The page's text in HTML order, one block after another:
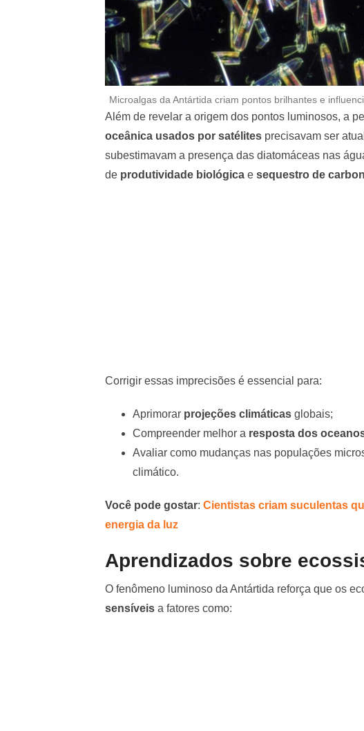
Microalgas da Antártida criam pontos brilhantes e
Além de revelar a origem dos pontos luminosos, a
oceânica usados por satélites precisavam ser
subestimavam a presença das diatomáceas nas
de produtividade biológica e sequestro de
Corrigir essas imprecisões é essencial para:
Aprimorar projeções climáticas globais;
Compreender melhor a resposta dos
Avaliar como mudanças nas populações
climático.
Você pode gostar: Cientistas criam suculentas
energia da luz
Aprendizados sobre
O fenômeno luminoso da Antártida reforça que os
sensíveis a fatores como: